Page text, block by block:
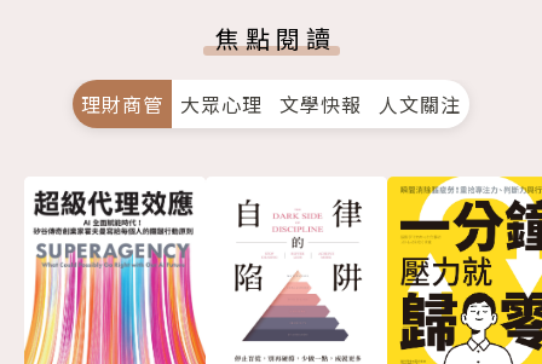
焦點閱讀
理財商管 大眾心理 文學快報 人文關注